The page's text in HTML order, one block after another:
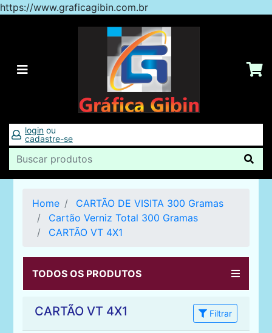
https://www.graficagibin.com.br
login ou
cadastre-se
Home
CARTÃO DE VISITA 300 Gramas
Cartão Verniz Total 300 Gramas
CARTÃO VT 4X1
TODOS OS PRODUTOS
CARTÃO VT 4X1 Filtrar